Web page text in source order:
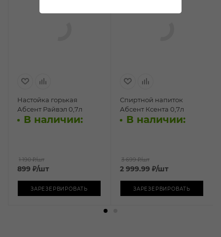
Настойка горькая
Абсент Райвэл 0,7л
В наличии:
1 190 ₽/шт
899 ₽/шт
ЗАРЕЗЕРВИРОВАТЬ
Спиртной напиток
Абсент Ксента 0,7л
В наличии:
3 699 ₽/шт
2 999.99 ₽/шт
ЗАРЕЗЕРВИРОВАТЬ